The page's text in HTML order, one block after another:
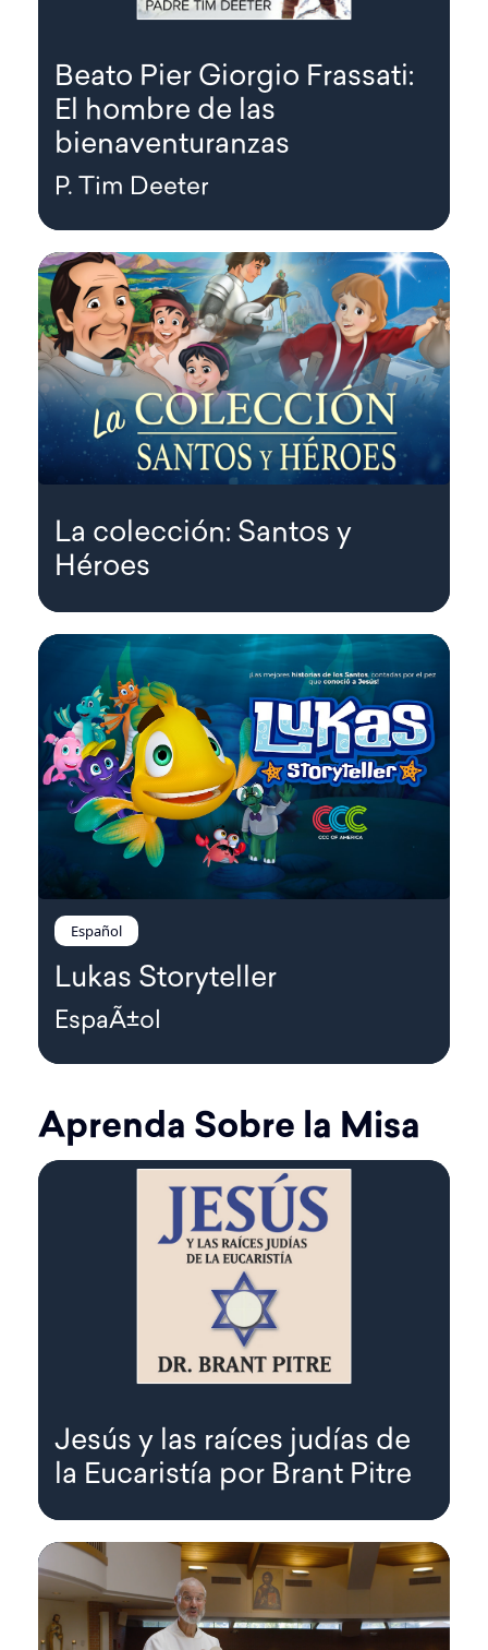
Beato Pier Giorgio Frassati:
El hombre de las
bienaventuranzas
P. Tim Deeter
La colección: Santos y
Héroes
Español
Lukas Storyteller
EspaÃ±ol
Aprenda Sobre la Misa
Jesús y las raíces judías de
la Eucaristía por Brant Pitre